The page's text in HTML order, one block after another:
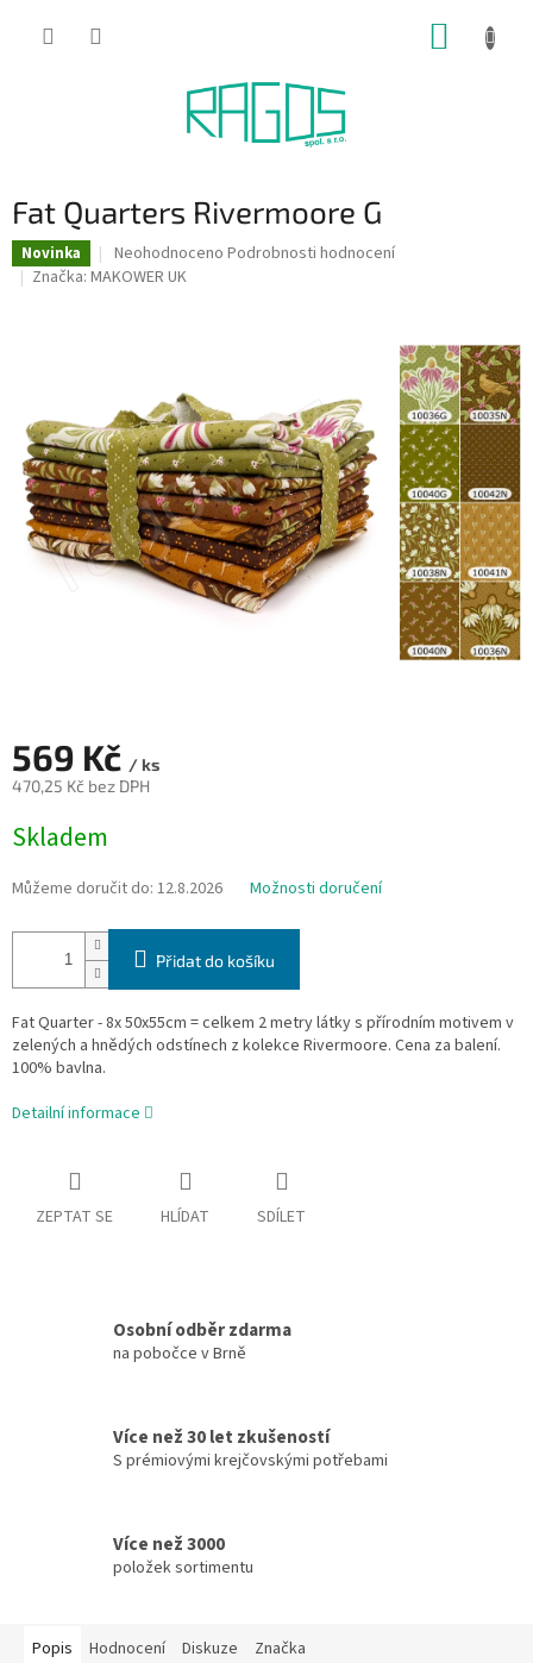
Fat Quarters Rivermoore G
Novinka
Průměrné
hodnocení
hvězdiček.
Neohodnoceno Podrobnosti hodnocení
Značka: MAKOWER UK
569 Kč / ks
470,25 Kč bez DPH
cena:
Skladem
Můžeme doručit do: 12.8.2026 Možnosti doručení
Přidat do košíku
Fat Quarter - 8x 50x55cm = celkem 2 metry látky s přírodním motivem v
zelených a hnědých odstínech z kolekce Rivermoore. Cena za balení.
100% bavlna.
Detailní informace
ZEPTAT SE HLÍDAT SDÍLET
Osobní odběr zdarma
na pobočce v Brně
Více než 30 let zkušeností
S prémiovými krejčovskými potřebami
Více než 3000
položek sortimentu
Popis Hodnocení Diskuze Značka